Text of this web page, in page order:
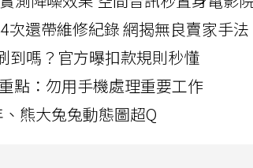
還帶維修紀錄 網揭無良賣家手法
到嗎？官方曝扣款規則秒懂
點：勿用手機處理重要工作
熊大兔兔動態圖超Q